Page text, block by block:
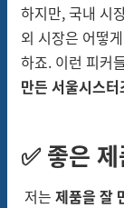
하지만, 국내 시
외 시장은 어떻
하죠. 이런 피커
만든 서울시스터
✅ 좋은
저는 제품을 잘